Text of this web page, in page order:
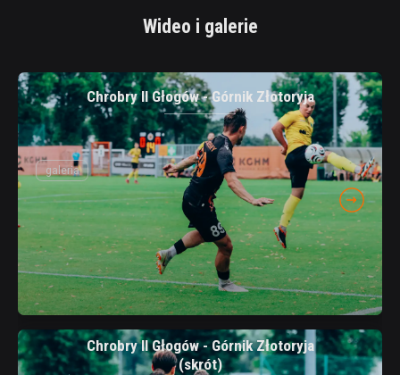
Wideo i galerie
galeria
Chrobry II Głogów - Górnik Złotoryja
Chrobry II Głogów - Górnik Złotoryja
(skrót)